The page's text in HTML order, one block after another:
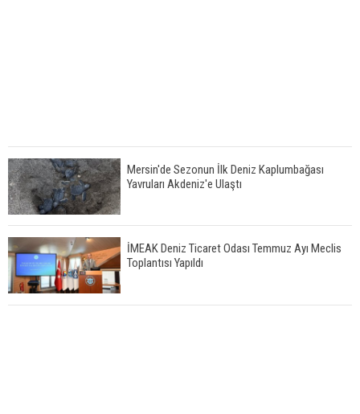
Mersin'de Sezonun İlk Deniz Kaplumbağası
Yavruları Akdeniz'e Ulaştı
İMEAK Deniz Ticaret Odası Temmuz Ayı Meclis
Toplantısı Yapıldı